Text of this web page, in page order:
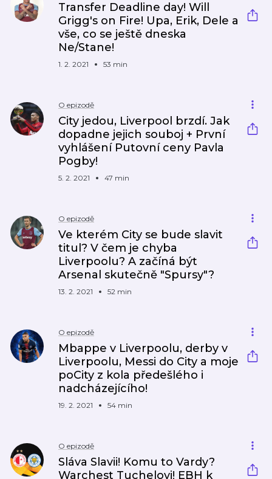
Transfer Deadline day! Will
Grigg's on Fire! Upa, Erik, Dele a
vše, co se ještě dneska
Ne/Stane!
1. 2. 2021 53 min
O epizodě
City jedou, Liverpool brzdí. Jak
dopadne jejich souboj + První
vyhlášení Putovní ceny Pavla
Pogby!
5. 2. 2021 47 min
O epizodě
Ve kterém City se bude slavit
titul? V čem je chyba
Liverpoolu? A začíná být
Arsenal skutečně "Spursy"?
13. 2. 2021 52 min
O epizodě
Mbappe v Liverpoolu, derby v
Liverpoolu, Messi do City a moje
poCity z kola předešlého i
nadcházejícího!
19. 2. 2021 54 min
O epizodě
Sláva Slavii! Komu to Vardy?
Warchest Tuchelovi! EBH k